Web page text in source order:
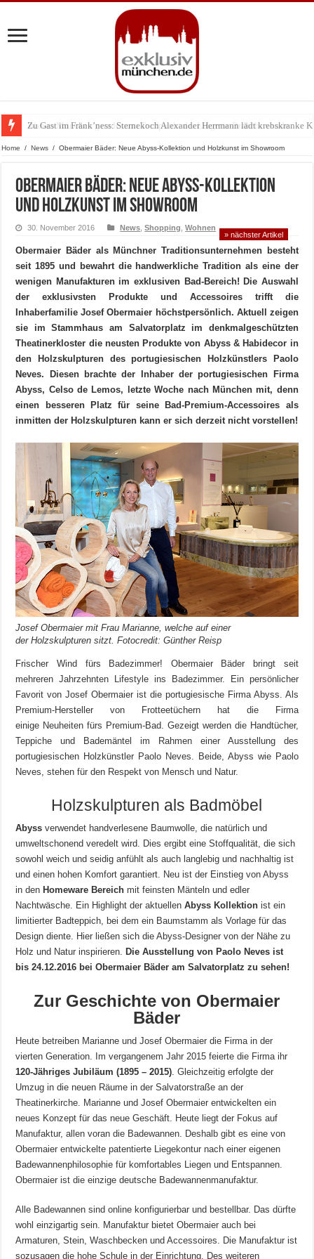
Zu Gast im Fränk’ness: Sternekoch Alexander Herrmann lädt krebskranke
Warum München gerade zum Treffpunkt der Lingerie-Branche wurde
Home / News / Obermaier Bäder: Neue Abyss-Kollektion und Holzkunst im Showroom
Obermaier Bäder: Neue Abyss-Kollektion
und Holzkunst im Showroom
30. November 2016 News ,Shopping ,Wohnen
» nächster Artikel
Obermaier Bäder als Münchner Traditionsunternehmen besteht
seit 1895 und bewahrt die handwerkliche Tradition als eine der
wenigen Manufakturen im exklusiven Bad-Bereich! Die Auswahl
der exklusivsten Produkte und Accessoires trifft die
Inhaberfamilie Josef Obermaier höchstpersönlich. Aktuell zeigen
sie im Stammhaus am Salvatorplatz im denkmalgeschützten
Theatinerkloster die neusten Produkte von Abyss & Habidecor in
den Holzskulpturen des portugiesischen Holzkünstlers Paolo
Neves. Diesen brachte der Inhaber der portugiesischen Firma
Abyss, Celso de Lemos, letzte Woche nach München mit, denn
einen besseren Platz für seine Bad-Premium-Accessoires als
inmitten der Holzskulpturen kann er sich derzeit nicht vorstellen!
Josef Obermaier mit Frau Marianne, welche auf einer
der Holzskulpturen sitzt. Fotocredit: Günther Reisp
Frischer Wind fürs Badezimmer! Obermaier Bäder bringt seit
mehreren Jahrzehnten Lifestyle ins Badezimmer. Ein persönlicher
Favorit von Josef Obermaier ist die portugiesische Firma Abyss. Als
Premium-Hersteller von Frotteetüchern hat die Firma
einige Neuheiten fürs Premium-Bad. Gezeigt werden die Handtücher,
Teppiche und Bademäntel im Rahmen einer Ausstellung des
portugiesischen Holzkünstler Paolo Neves. Beide, Abyss wie Paolo
Neves, stehen für den Respekt von Mensch und Natur.
Holzskulpturen als Badmöbel
Abyss verwendet handverlesene Baumwolle, die natürlich und
umweltschonend veredelt wird. Dies ergibt eine Stoffqualität, die sich
sowohl weich und seidig anfühlt als auch langlebig und nachhaltig ist
und einen hohen Komfort garantiert. Neu ist der Einstieg von Abyss
in denHomeware Bereich mit feinsten Mänteln und edler
Nachtwäsche. Ein Highlight der aktuellenAbyss Kollektion ist ein
limitierter Badteppich, bei dem ein Baumstamm als Vorlage für das
Design diente. Hier ließen sich die Abyss-Designer von der Nähe zu
Holz und Natur inspirieren.Die Ausstellung von Paolo Neves ist
bis 24.12.2016 bei Obermaier Bäder am Salvatorplatz zu sehen!
Zur Geschichte von Obermaier
Bäder
Heute betreiben Marianne und Josef Obermaier die Firma in der
vierten Generation. Im vergangenem Jahr 2015 feierte die Firma ihr
120-Jähriges Jubiläum (1895 – 2015) . Gleichzeitig erfolgte der
Umzug in die neuen Räume in der Salvatorstraße an der
Theatinerkirche. Marianne und Josef Obermaier entwickelten ein
neues Konzept für das neue Geschäft. Heute liegt der Fokus auf
Manufaktur, allen voran die Badewannen. Deshalb gibt es eine von
Obermaier entwickelte patentierte Liegekontur nach einer eigenen
Badewannenphilosophie für komfortables Liegen und Entspannen.
Obermaier ist die einzige deutsche Badewannenmanufaktur.
Alle Badewannen sind online konfigurierbar und bestellbar. Das dürfte
wohl einzigartig sein. Manufaktur bietet Obermaier auch bei
Armaturen, Stein, Waschbecken und Accessoires. Die Manufaktur ist
sozusagen die hohe Schule in der Einrichtung. Des weiteren